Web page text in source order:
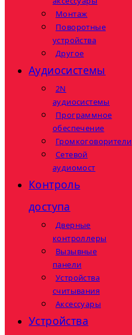
Монтаж
Поворотные
устройства
Другое
Аудиосистемы
2N
аудиосистемы
Программное
обеспечение
Громкоговорители
Сетевой
аудиомост
Контроль
доступа
Дверные
контроллеры
Вызывные
панели
Устройства
считывания
Аксессуары
Устройства